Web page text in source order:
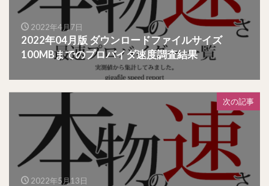
2022年4月7日
2022年04月版 ダウンロードファイルサイズ
100MBまでのプロバイダ速度調査結果
次の記事
2022年5月13日